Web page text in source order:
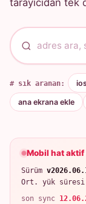
tarayıcıdan tek
# sık aranan:
ana ekrana ekle
Mobil hat aktif
Sürüm
Ort. yük süresi
son sync